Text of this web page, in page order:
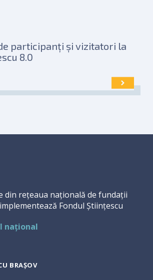
participanți și vizitatori la
8.0
din rețeaua națională de fundații
Fondul Științescu
național
BRAȘOV